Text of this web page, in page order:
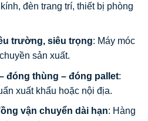
đèn trang trí, thiết bị phòng
trường, siêu trọng: Máy móc
sản xuất.
đóng thùng – đóng pallet:
xuất khẩu hoặc nội địa.
vận chuyển dài hạn: Hàng